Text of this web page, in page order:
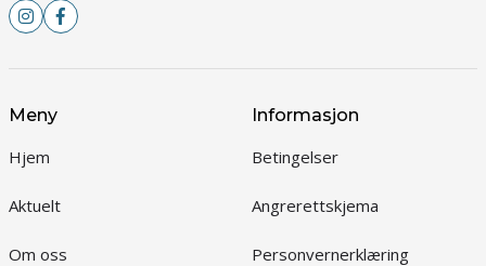
Meny
Hjem
Aktuelt
Om oss
Informasjon
Betingelser
Angrerettskjema
Personvernerklæring